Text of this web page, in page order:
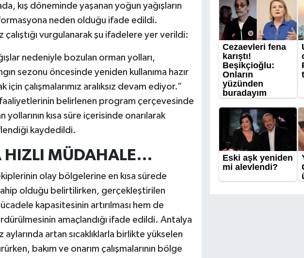
kış döneminde yaşanan yoğun yağışların
neden olduğu ifade edildi.
çalıştığı vurgulanarak şu ifadelere yer verildi:
nedeniyle bozulan orman yolları,
sezonu öncesinde yeniden kullanıma hazır
için çalışmalarımız aralıksız devam ediyor.”
faaliyetlerinin belirlenen program çerçevesinde
kısa süre içerisinde onarılarak
kaydedildi.
HIZLI MÜDAHALE…
olay bölgelerine en kısa sürede
olduğu belirtilirken, gerçekleştirilen
kapasitesinin artırılması hem de
amaçlandığı ifade edildi. Antalya
artan sıcaklıklarla birlikte yükselen
bakım ve onarım çalışmalarının bölge